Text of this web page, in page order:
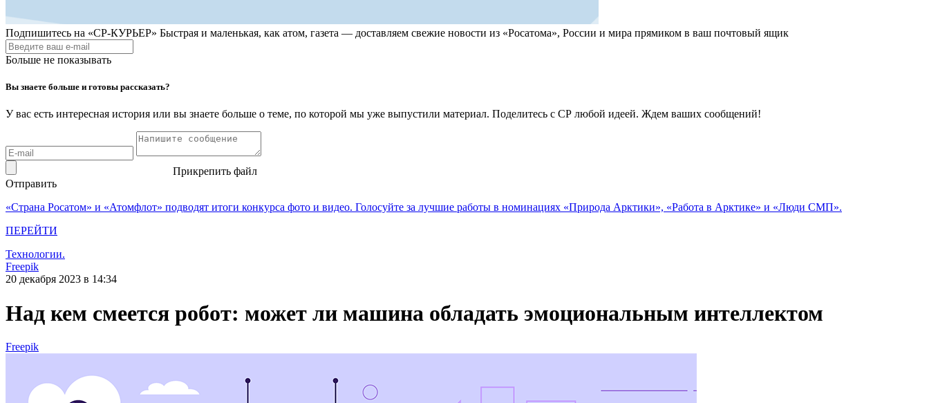
Подпишитесь на «СР-КУРЬЕР» Быстрая и маленькая, как атом, газета — доставляем свежие новости из «Росатома», России и мира прямиком в ваш почтовый ящик
Больше не показывать
Вы знаете больше и готовы рассказать?
У вас есть интересная история или вы знаете больше о теме, по которой мы уже выпустили материал. Поделитесь с СР любой идеей. Ждем ваших сообщений!
Прикрепить файл
Отправить
«Страна Росатом» и «Атомфлот» подводят итоги конкурса фото и видео. Голосуйте за лучшие работы в номинациях «Природа Арктики», «Работа в Арктике» и «Люди СМП».
ПЕРЕЙТИ
Технологии.
Freepik
20 декабря 2023 в 14:34
Над кем смеется робот: может ли машина обладать эмоциональным интеллектом
Freepik